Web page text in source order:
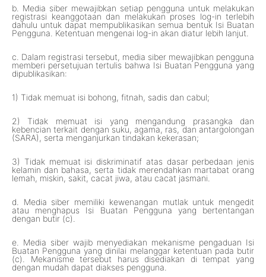
b. Media siber mewajibkan setiap pengguna untuk melakukan
registrasi keanggotaan dan melakukan proses log-in terlebih
dahulu untuk dapat mempublikasikan semua bentuk Isi Buatan
Pengguna. Ketentuan mengenai log-in akan diatur lebih lanjut.
c. Dalam registrasi tersebut, media siber mewajibkan pengguna
memberi persetujuan tertulis bahwa Isi Buatan Pengguna yang
dipublikasikan:
1) Tidak memuat isi bohong, fitnah, sadis dan cabul;
2) Tidak memuat isi yang mengandung prasangka dan
kebencian terkait dengan suku, agama, ras, dan antargolongan
(SARA), serta menganjurkan tindakan kekerasan;
3) Tidak memuat isi diskriminatif atas dasar perbedaan jenis
kelamin dan bahasa, serta tidak merendahkan martabat orang
lemah, miskin, sakit, cacat jiwa, atau cacat jasmani.
d. Media siber memiliki kewenangan mutlak untuk mengedit
atau menghapus Isi Buatan Pengguna yang bertentangan
dengan butir (c).
e. Media siber wajib menyediakan mekanisme pengaduan Isi
Buatan Pengguna yang dinilai melanggar ketentuan pada butir
(c). Mekanisme tersebut harus disediakan di tempat yang
dengan mudah dapat diakses pengguna.